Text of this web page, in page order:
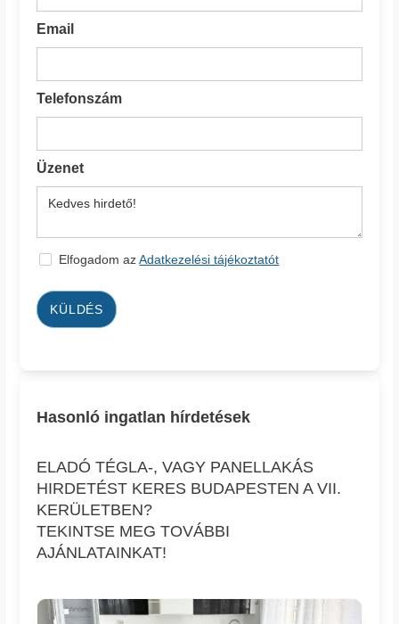
Email
Telefonszám
Üzenet
Elfogadom azAdatkezelési tájékoztatót
KÜLDÉS
Hasonló ingatlan hírdetések
ELADÓ TÉGLA-, VAGY PANELLAKÁS
HIRDETÉST KERES BUDAPESTEN A VII.
KERÜLETBEN?
TEKINTSE MEG TOVÁBBI
AJÁNLATAINKAT!